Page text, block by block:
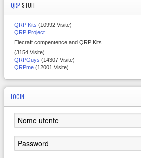
QRP STUFF
QRP Kits (10992 Visite)
QRP Project
Elecraft compentence and QRP Kits
(3154 Visite)
QRPGuys (14307 Visite)
QRPme (12001 Visite)
LOGIN